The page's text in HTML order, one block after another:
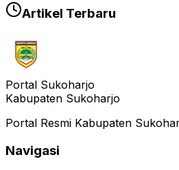
Artikel Terbaru
Portal Sukoharjo
Kabupaten Sukoharjo
Portal Resmi Kabupaten
Navigasi